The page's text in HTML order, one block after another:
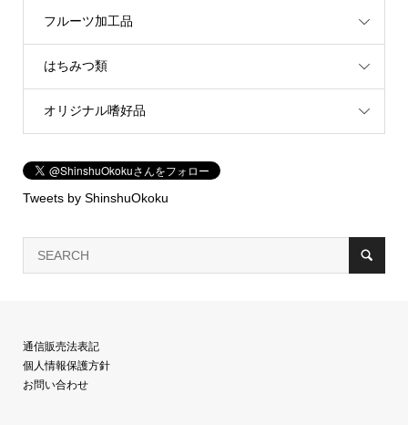
フルーツ加工品
はちみつ類
オリジナル嗜好品
Tweets by ShinshuOkoku
通信販売法表記
個人情報保護方針
お問い合わせ